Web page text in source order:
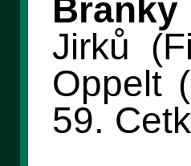
Jirků
Oppelt
59.